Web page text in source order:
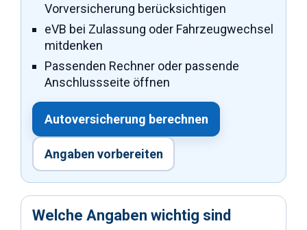
Vorversicherung berücksichtigen
eVB bei Zulassung oder Fahrzeugwechsel
mitdenken
Passenden Rechner oder passende
Anschlussseite öffnen
Autoversicherung berechnen
Angaben vorbereiten
Welche Angaben wichtig sind